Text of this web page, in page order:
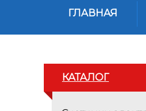
ГЛАВНАЯ
КАТАЛОГ